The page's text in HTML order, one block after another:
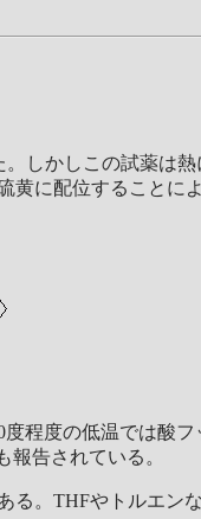
しかしこの試薬は
に配位することに
程度の低温では酸
告されている。
。THFやトルエン